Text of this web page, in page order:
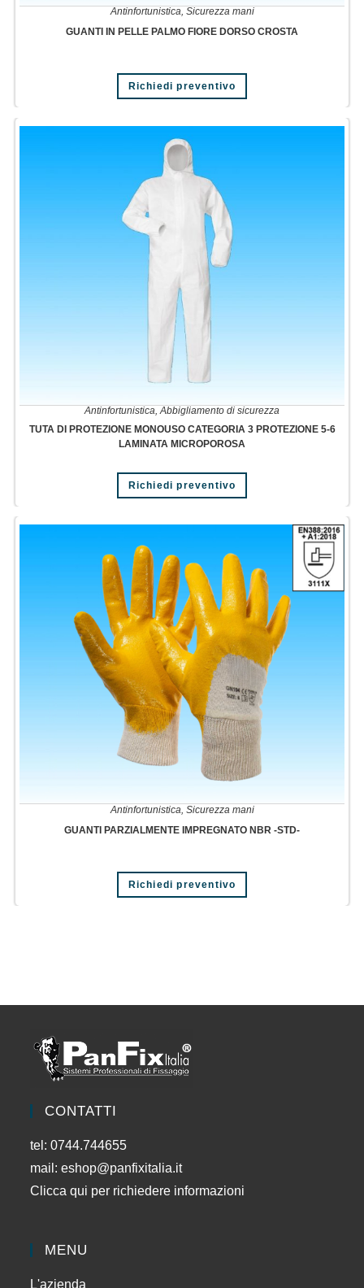
Antinfortunistica, Sicurezza mani
GUANTI IN PELLE PALMO FIORE DORSO CROSTA
Richiedi preventivo
Antinfortunistica,Abbigliamento di sicurezza
TUTA DI PROTEZIONE MONOUSO CATEGORIA 3 PROTEZIONE 5-6
LAMINATA MICROPOROSA
Richiedi preventivo
Antinfortunistica Sicurezza mani
GUANTI PARZIALMENTE IMPREGNATO NBR -STD-
Richiedi preventivo
CONTATTI
tel: 0744.744655
mail:eshop@panfixitalia.it
Clicca qui per richiedere informazioni
MENU
L'azienda